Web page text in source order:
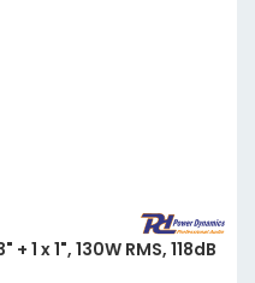
1 x 1", 130W RMS, 118dB